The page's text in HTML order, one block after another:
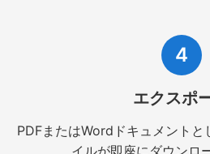
4
エクスポ
PDFまたはWordドキュメントと
イルが即座にダウンロ